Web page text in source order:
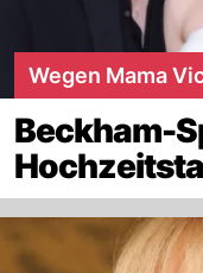
Wegen Mama
Beckham-